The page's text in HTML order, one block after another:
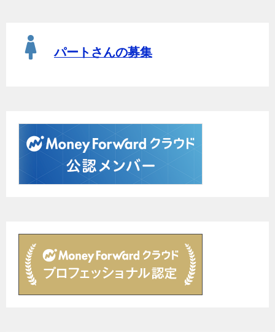
パートさんの募集